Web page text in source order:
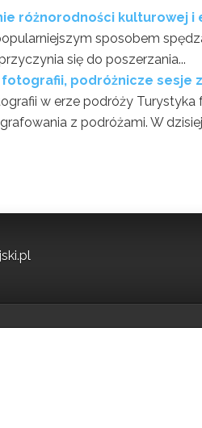
różnorodności kulturowej i
sposobem
się do poszerzania...
podróżnicze sesje
w erze podróży
z podróżami. W